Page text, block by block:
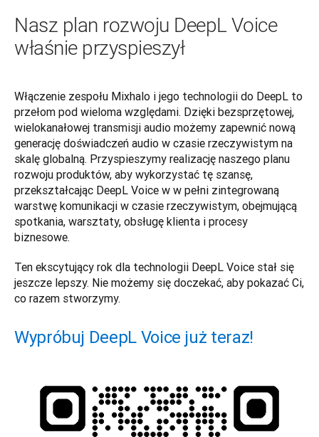
Nasz plan rozwoju DeepL Voice
właśnie przyspieszył
Włączenie zespołu Mixhalo i jego technologii do DeepL to
przełom pod wieloma względami. Dzięki bezsprzętowej,
wielokanałowej transmisji audio możemy zapewnić nową
generację doświadczeń audio w czasie rzeczywistym na
skalę globalną. Przyspieszymy realizację naszego planu
rozwoju produktów, aby wykorzystać tę szansę,
przekształcając DeepL Voice w w pełni zintegrowaną
warstwę komunikacji w czasie rzeczywistym, obejmującą
spotkania, warsztaty, obsługę klienta i procesy
biznesowe.
Ten ekscytujący rok dla technologii DeepL Voice stał się
jeszcze lepszy. Nie możemy się doczekać, aby pokazać Ci,
co razem stworzymy.
Wypróbuj DeepL Voice już teraz!